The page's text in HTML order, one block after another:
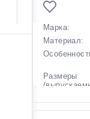
Марка:
Материал:
Размеры